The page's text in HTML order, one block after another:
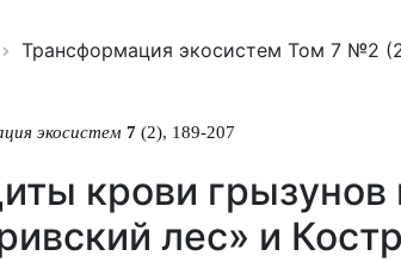
Трансформация экосистем Том 7 №2
экосистем 7 (2), 189-207
крови грызунов
лес» и